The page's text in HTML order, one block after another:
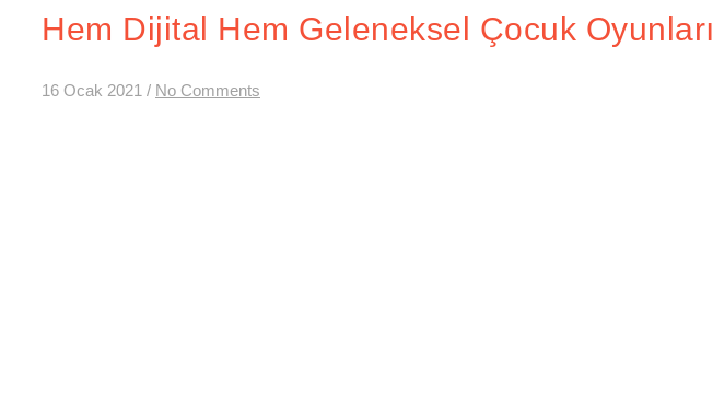
Hem Dijital Hem Geleneksel Çocuk Oyunları
16 Ocak 2021 / No Comments